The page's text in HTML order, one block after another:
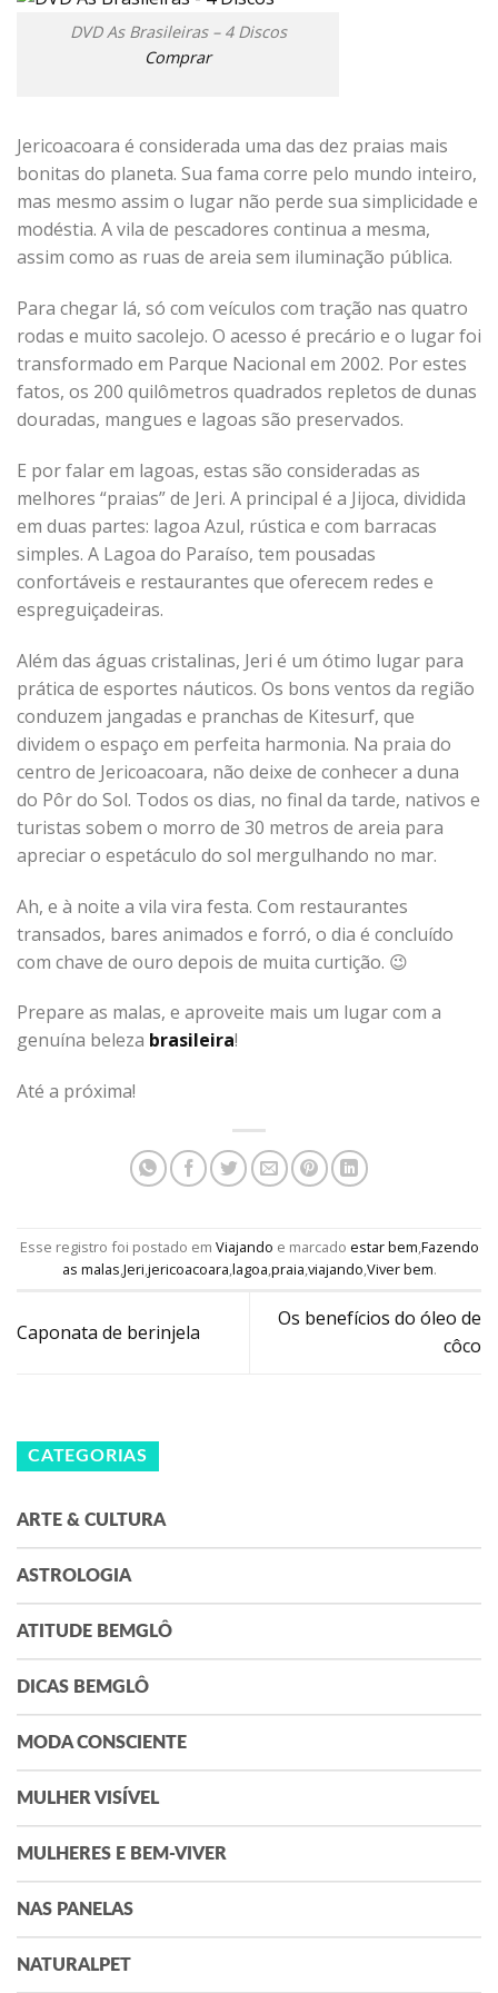
DVD As Brasileiras – 4 Discos
Comprar
Jericoacoara é considerada uma das dez praias mais
bonitas do planeta. Sua fama corre pelo mundo inteiro,
mas mesmo assim o lugar não perde sua simplicidade e
modéstia. A vila de pescadores continua a mesma,
assim como as ruas de areia sem iluminação pública.
Para chegar lá, só com veículos com tração nas quatro
rodas e muito sacolejo. O acesso é precário e o lugar foi
transformado em Parque Nacional em 2002. Por estes
fatos, os 200 quilômetros quadrados repletos de dunas
douradas, mangues e lagoas são preservados.
E por falar em lagoas, estas são consideradas as
melhores “praias” de Jeri. A principal é a Jijoca, dividida
em duas partes: lagoa Azul, rústica e com barracas
simples. A Lagoa do Paraíso, tem pousadas
confortáveis e restaurantes que oferecem redes e
espreguiçadeiras.
Além das águas cristalinas, Jeri é um ótimo lugar para
prática de esportes náuticos. Os bons ventos da região
conduzem jangadas e pranchas de Kitesurf, que
dividem o espaço em perfeita harmonia. Na praia do
centro de Jericoacoara, não deixe de conhecer a duna
do Pôr do Sol. Todos os dias, no final da tarde, nativos e
turistas sobem o morro de 30 metros de areia para
apreciar o espetáculo do sol mergulhando no mar.
Ah, e à noite a vila vira festa. Com restaurantes
transados, bares animados e forró, o dia é concluído
com chave de ouro depois de muita curtição. 😉
Prepare as malas, e aproveite mais um lugar com a
genuína beleza brasileira!
Até a próxima!
Esse registro foi postado em Viajando e marcado estar bem,Fazendo
as malas,Jeri,jericoacoara,lagoa,praia,viajando,Viver bem.
Caponata de berinjela
Os benefícios do óleo de
côco
CATEGORIAS
ARTE & CULTURA
ASTROLOGIA
ATITUDE BEMGLÔ
DICAS BEMGLÔ
MODA CONSCIENTE
MULHER VISÍVEL
MULHERES E BEM-VIVER
NAS PANELAS
NATURALPET